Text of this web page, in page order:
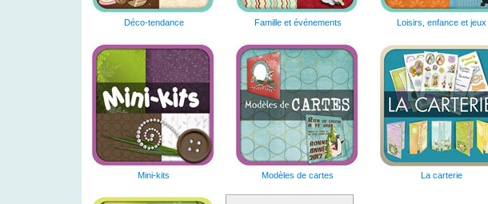
Déco-tendance Famille et événements Loisirs, enfance et jeux
Mini-kits Modèles de cartes La carterie